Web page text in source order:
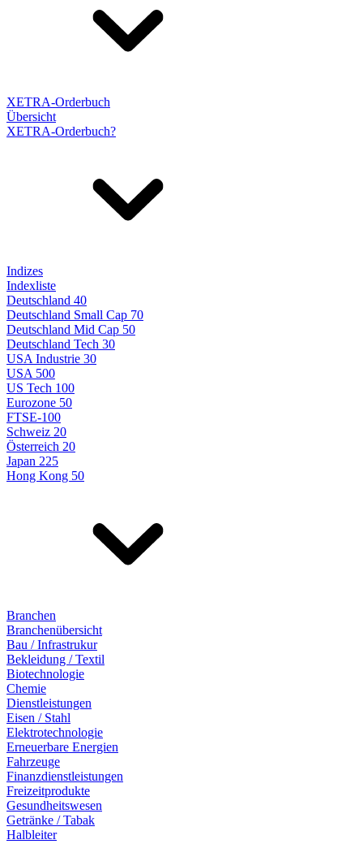
XETRA-Orderbuch
Übersicht
XETRA-Orderbuch?
Indizes
Indexliste
Deutschland 40
Deutschland Small Cap 70
Deutschland Mid Cap 50
Deutschland Tech 30
USA Industrie 30
USA 500
US Tech 100
Eurozone 50
FTSE-100
Schweiz 20
Österreich 20
Japan 225
Hong Kong 50
Branchen
Branchenübersicht
Bau / Infrastrukur
Bekleidung / Textil
Biotechnologie
Chemie
Dienstleistungen
Eisen / Stahl
Elektrotechnologie
Erneuerbare Energien
Fahrzeuge
Finanzdienstleistungen
Freizeitprodukte
Gesundheitswesen
Getränke / Tabak
Halbleiter